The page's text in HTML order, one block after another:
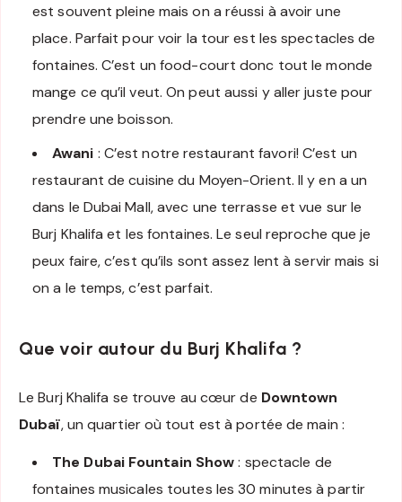
est souvent pleine mais on a réussi à avoir une
place. Parfait pour voir la tour est les spectacles de
fontaines. C’est un food-court donc tout le monde
mange ce qu’il veut. On peut aussi y aller juste pour
prendre une boisson.
Awani : C’est notre restaurant favori! C’est un
restaurant de cuisine du Moyen-Orient. Il y en a un
dans le Dubai Mall, avec une terrasse et vue sur le
Burj Khalifa et les fontaines. Le seul reproche que je
peux faire, c’est qu’ils sont assez lent à servir mais si
on a le temps, c’est parfait.
Que voir autour du Burj Khalifa ?
Le Burj Khalifa se trouve au cœur de Downtown
Dubaï, un quartier où tout est à portée de main :
The Dubai Fountain Show: spectacle de
fontaines musicales toutes les 30 minutes à partir